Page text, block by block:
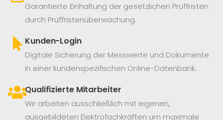
Garantierte Einhaltung der gesetzlichen Prüffristen
durch Prüffristenüberwachung.
Kunden-Login
Digitale Sicherung der Messwerte und Dokumente
in einer kundenspezifischen Online-Datenbank.
Qualifizierte Mitarbeiter
Wir arbeiten ausschließlich mit eigenen,
ausgebildeten Elektrofachkräften um maximale